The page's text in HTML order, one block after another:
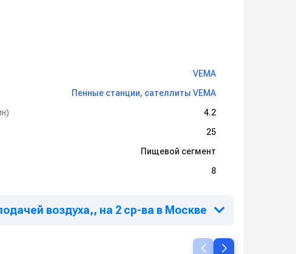
VEMA
Пенные станции, сателлиты VEMA
4.2
25
Пищевой сегмент
8
воздуха,, на 2 ср-ва в Москве